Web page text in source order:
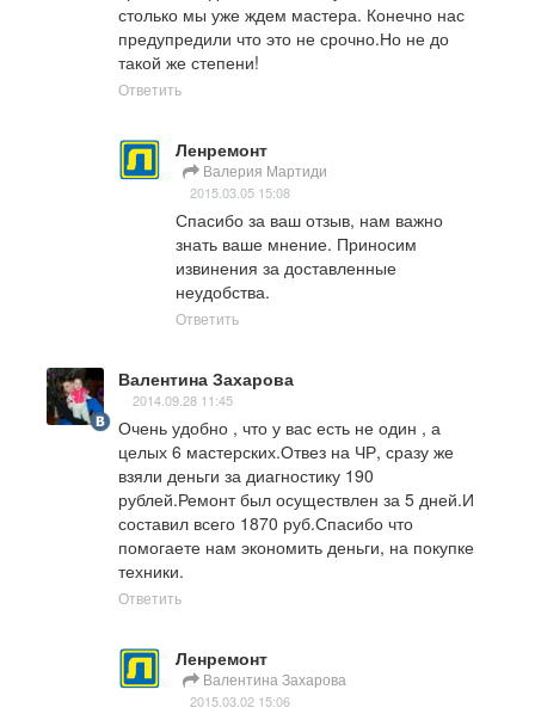
столько мы уже ждем мастера. Конечно нас
предупредили что это не срочно.Но не до
такой же степени!
Ответить
Ленремонт
Валерия Мартиди
2015.03.05 15:08
Спасибо за ваш отзыв, нам важно
знать ваше мнение. Приносим
извинения за доставленные
неудобства.
Ответить
Валентина Захарова
2014.09.28 11:45
Очень удобно , что у вас есть не один , а
целых 6 мастерских.Отвез на ЧР, сразу же
взяли деньги за диагностику 190
рублей.Ремонт был осуществлен за 5 дней.И
составил всего 1870 руб.Спасибо что
помогаете нам экономить деньги, на покупке
техники.
Ответить
Ленремонт
Валентина Захарова
2015.03.02 15:06